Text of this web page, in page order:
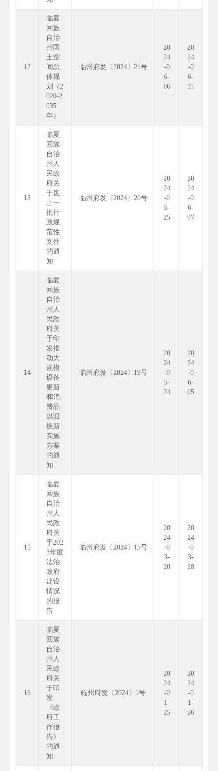
12
临夏
回族
自治
州国
土空
间总
体规
划（2
020-2
035
年）
临州府发〔2024〕21号
20
24
-0
6-
06
20
24
-0
6-
11
13
临夏
回族
自治
州人
民政
府关
于废
止一
批行
政规
范性
文件
的通
知
临州府发〔2024〕20号
20
24
-0
5-
25
20
24
-0
6-
07
14
临夏
回族
自治
州人
民政
府关
于印
发推
动大
规模
设备
更新
和消
费品
以旧
换新
实施
方案
的通
知
临州府发〔2024〕19号
20
24
-0
5-
24
20
24
-0
6-
05
15
临夏
回族
自治
州人
民政
府关
于202
3年度
法治
政府
建设
情况
的报
告
临州府发〔2024〕15号
20
24
-0
3-
20
20
24
-0
3-
28
16
临夏
回族
自治
州人
民政
府关
于印
发
《政
府工
作报
告》
的通
知
临州府发〔2024〕1号
20
24
-0
1-
25
20
24
-0
1-
26